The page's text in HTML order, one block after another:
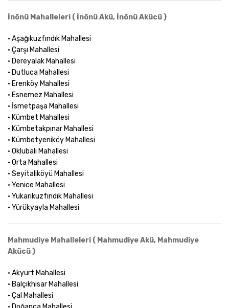
İnönü Mahalleleri ( İnönü Akü, İnönü Akücü )
• Aşağıkuzfındık Mahallesi
• Çarşı Mahallesi
• Dereyalak Mahallesi
• Dutluca Mahallesi
• Erenköy Mahallesi
• Esnemez Mahallesi
• İsmetpaşa Mahallesi
• Kümbet Mahallesi
• Kümbetakpınar Mahallesi
• Kümbetyeniköy Mahallesi
• Oklubalı Mahallesi
• Orta Mahallesi
• Seyitaliköyü Mahallesi
• Yenice Mahallesi
• Yukarıkuzfındık Mahallesi
• Yürükyayla Mahallesi
Mahmudiye Mahalleleri ( Mahmudiye Akü, Mahmudiye
Akücü )
• Akyurt Mahallesi
• Balçıkhisar Mahallesi
• Çal Mahallesi